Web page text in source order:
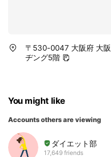
〒530-0047 大阪府 大
ヂング5階
You might like
Accounts others are viewing
ダイエット部
17,649 friends